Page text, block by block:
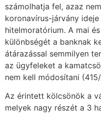
számolhatja fel, azaz
koronavírus-járvány
hitelmoratórium. A mai
különbségét a banknak
átárazással semmilyen
az ügyfeleket a
nem kell módosítani
Az érintett kölcsönök a
melyek nagy részét a 3